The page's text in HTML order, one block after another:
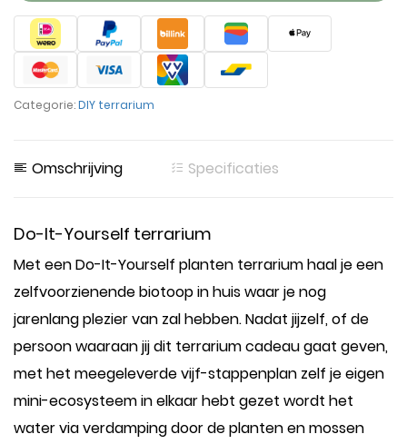
Categorie:DIY terrarium
Omschrijving Specificaties
Do-It-Yourself terrarium
Met een Do-It-Yourself planten terrarium haal je een
zelfvoorzienende biotoop in huis waar je nog
jarenlang plezier van zal hebben. Nadat jijzelf, of de
persoon waaraan jij dit terrarium cadeau gaat geven,
met het meegeleverde vijf-stappenplan zelf je eigen
mini-ecosysteem in elkaar hebt gezet wordt het
water via verdamping door de planten en mossen